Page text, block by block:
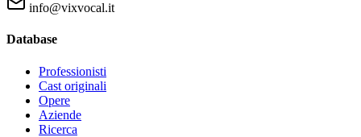
info@vixvocal.it
Database
Professionisti
Cast originali
Opere
Aziende
Ricerca